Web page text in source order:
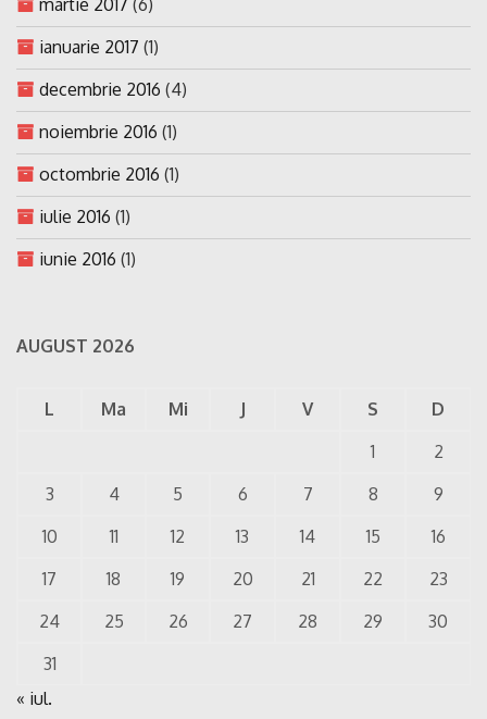
ianuarie 2017 (1)
decembrie 2016 (4)
noiembrie 2016 (1)
octombrie 2016 (1)
iulie 2016 (1)
iunie 2016 (1)
AUGUST 2026
L Ma Mi J V S
D
1
2
3
4 5 6 7 8
9
10
11 12 13 14 15
16
17
18 19 20 21 22
23
24
25 26 27 28 29
30
31
« iul.